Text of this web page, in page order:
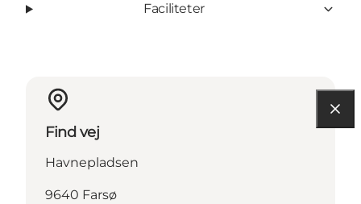
Faciliteter
Find vej
Havnepladsen
9640 Farsø